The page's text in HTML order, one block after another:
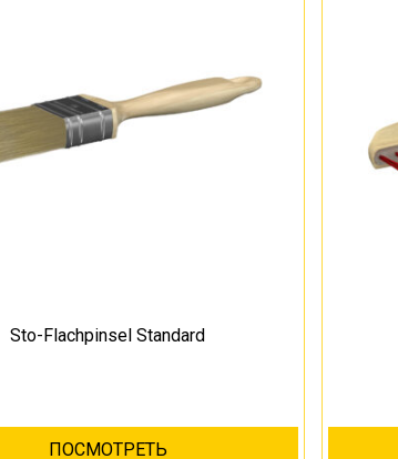
Sto-Flachpinsel Standard
ПОСМОТРЕТЬ